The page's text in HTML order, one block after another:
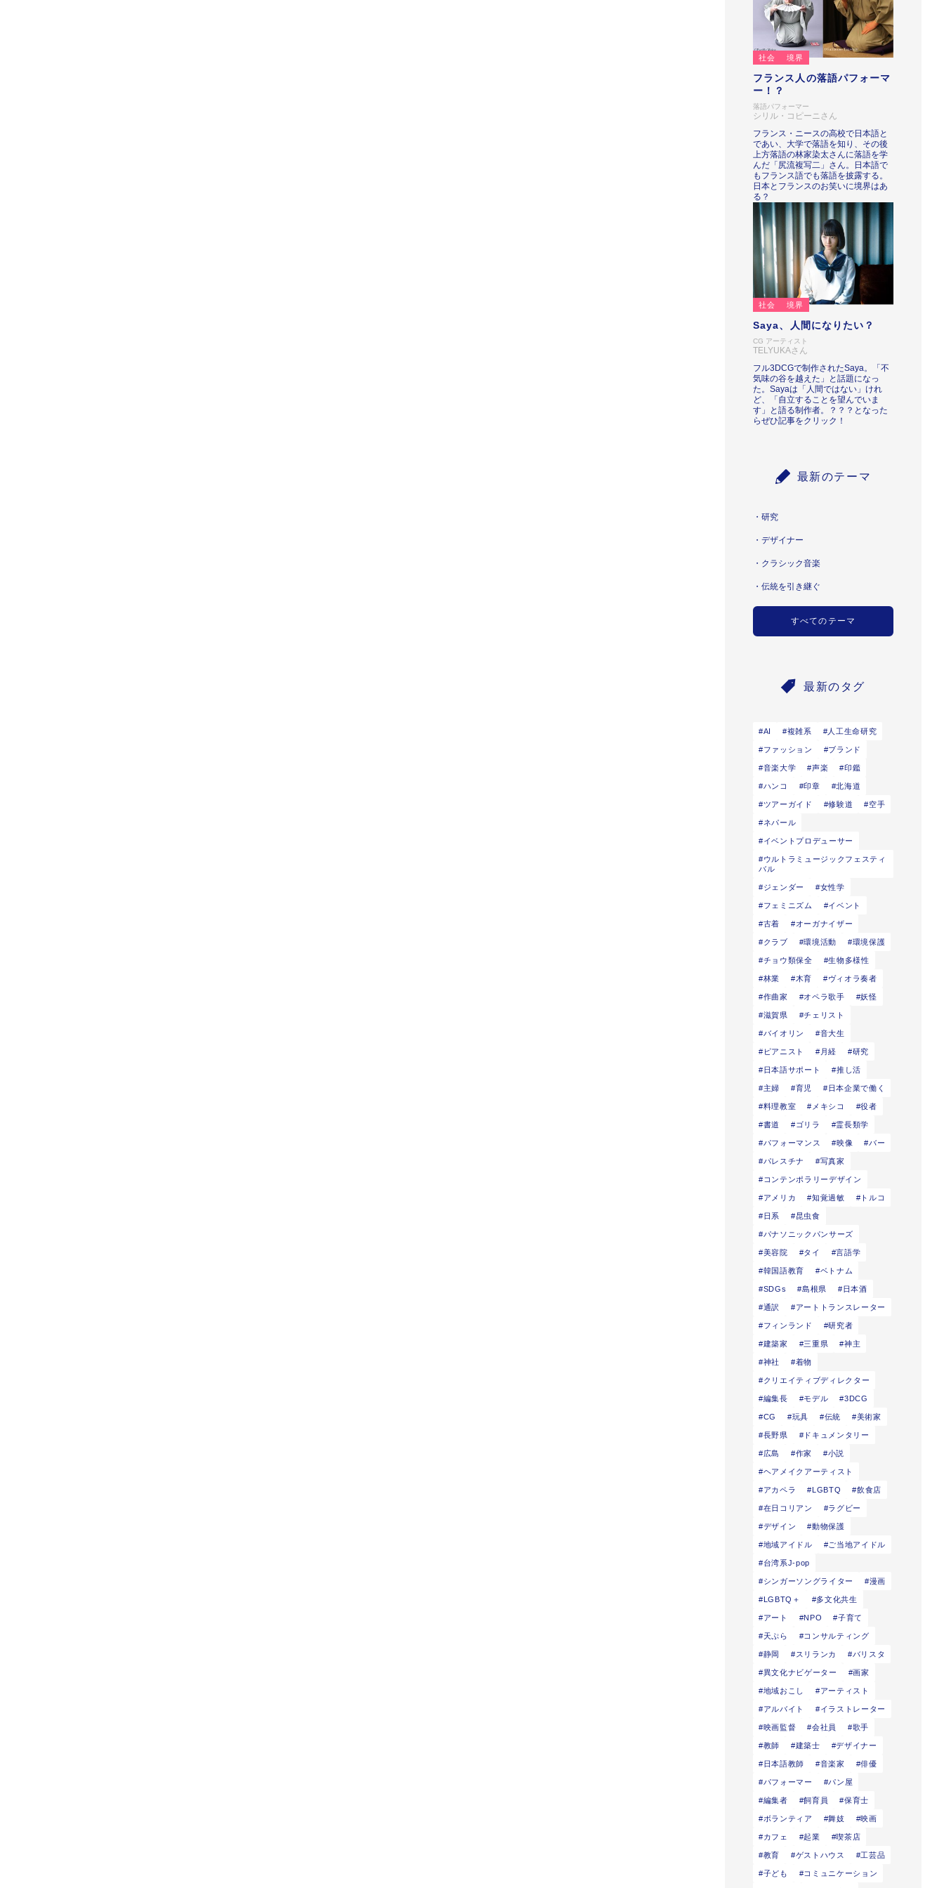
社会 境界
フランス人の落語パフォーマ
ー！？
落語パフォーマー
シリル・コピーニさん
フランス・ニースの高校で日本語と
であい、大学で落語を知り、その後
上方落語の林家染太さんに落語を学
んだ「尻流複写二」さん。日本語で
もフランス語でも落語を披露する。
日本とフランスのお笑いに境界はあ
る？
社会 境界
Saya、人間になりたい？
CG アーティスト
TELYUKAさん
フル3DCGで制作されたSaya。「不
気味の谷を越えた」と話題になっ
た。Sayaは「人間ではない」けれ
ど、「自立することを望んでいま
す」と語る制作者。？？？となった
らぜひ記事をクリック！
最新のテーマ
研究
デザイナー
クラシック音楽
伝統を引き継ぐ
すべてのテーマ
最新のタグ
AI 複雑系 人工生命研究
ファッション ブランド
音楽大学 声楽 印鑑
ハンコ 印章 北海道
ツアーガイド 修験道 空手
ネパール
イベントプロデューサー
ウルトラミュージックフェスティ
バル
ジェンダー 女性学
フェミニズム イベント
古着 オーガナイザー
クラブ 環境活動 環境保護
チョウ類保全 生物多様性
林業 木育 ヴィオラ奏者
作曲家 オペラ歌手 妖怪
滋賀県 チェリスト
バイオリン 音大生
ピアニスト 月経 研究
日本語サポート 推し活
主婦 育児 日本企業で働く
料理教室 メキシコ 役者
書道 ゴリラ 霊長類学
パフォーマンス 映像 バー
パレスチナ 写真家
コンテンポラリーデザイン
アメリカ 知覚過敏 トルコ
日系 昆虫食
パナソニックパンサーズ
美容院 タイ 言語学
韓国語教育 ベトナム
SDGs 島根県 日本酒
通訳 アートトランスレーター
フィンランド 研究者
建築家 三重県 神主
神社 着物
クリエイティブディレクター
編集長 モデル 3DCG
CG 玩具 伝統 美術家
長野県 ドキュメンタリー
広島 作家 小説
ヘアメイクアーティスト
アカペラ LGBTQ 飲食店
在日コリアン ラグビー
デザイン 動物保護
地域アイドル ご当地アイドル
台湾系J-pop
シンガーソングライター 漫画
LGBTQ＋ 多文化共生
アート NPO 子育て
天ぷら コンサルティング
静岡 スリランカ バリスタ
異文化ナビゲーター 画家
地域おこし アーティスト
アルバイト イラストレーター
映画監督 会社員 歌手
教師 建築士 デザイナー
日本語教師 音楽家 俳優
パフォーマー パン屋
編集者 飼育員 保育士
ボランティア 舞妓 映画
カフェ 起業 喫茶店
教育 ゲストハウス 工芸品
子ども コミュニケーション